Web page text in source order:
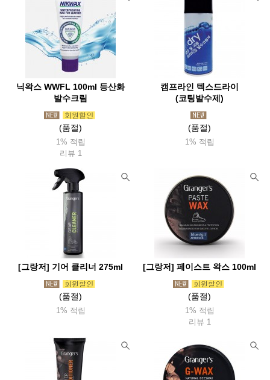
닉왁스 WWFL 100ml 등산화
발수크림
(품절)
1% 적립
리뷰 1
캠프라인 텍스드라이
(코팅발수제)
(품절)
1% 적립
[그랑저] 기어 클리너 275ml
(품절)
1% 적립
[그랑저] 페이스트 왁스 100ml
(품절)
1% 적립
리뷰 1